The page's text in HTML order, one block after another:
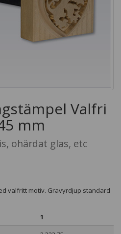
Valfri
mm
ohärdat glas, etc
valfritt motiv. Gravyrdjup standard
1